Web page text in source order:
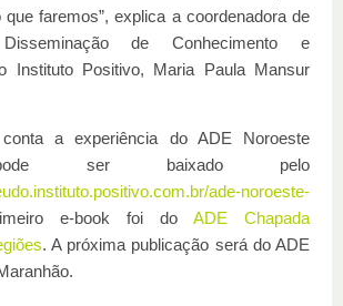
faremos”, explica a coordenadora de
de Conhecimento e
Instituto Positivo, Maria Paula Mansur
a experiência do ADE Noroeste
ser baixado pelo
ade-noroeste-
e-book foi doADE Chapada
. A próxima publicação será do ADE